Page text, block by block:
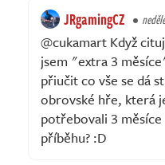
JRgamingCZ
@cukamart Když
jsem "extra 3
přiučit co vše se dá
obrovské hře, která
potřebovali 3
příběhu? :D